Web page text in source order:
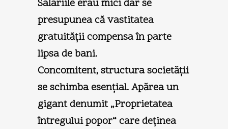
Salariile erau mici dar se
presupunea că vastitatea
gratuităţii compensa în parte
lipsa de bani.
Concomitent, structura societăţii
se schimba esenţial. Apărea un
gigant denumit „Proprietatea
întregului popor“ care deţinea